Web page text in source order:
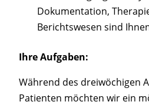
Dokumentation,
Berichtswesen sind
Ihre Aufgaben:
Während des dreiwöchigen
Patienten möchten wir ein